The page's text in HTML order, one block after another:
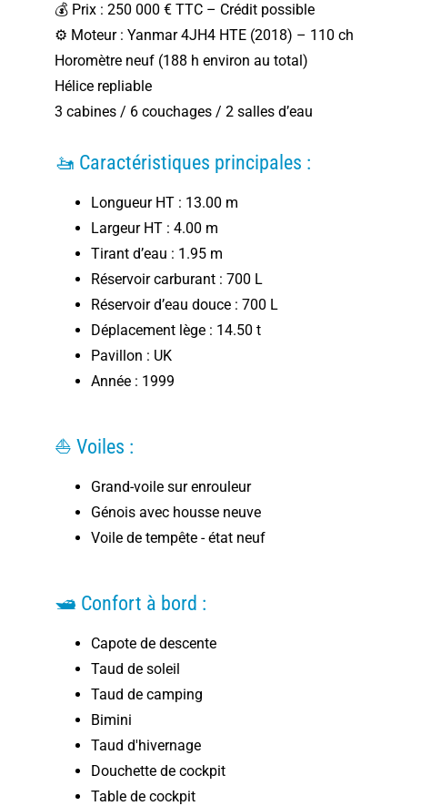
💰 Prix : 250 000 € TTC – Crédit possible
⚙️ Moteur : Yanmar 4JH4 HTE (2018) – 110 ch
Horomètre neuf (188 h environ au total)
Hélice repliable
3 cabines / 6 couchages / 2 salles d’eau
🚤 Caractéristiques principales :
Longueur HT : 13.00 m
Largeur HT : 4.00 m
Tirant d’eau : 1.95 m
Réservoir carburant : 700 L
Réservoir d’eau douce : 700 L
Déplacement lège : 14.50 t
Pavillon : UK
Année : 1999
⛵ Voiles :
Grand-voile sur enrouleur
Génois avec housse neuve
Voile de tempête - état neuf
🛥️ Confort à bord :
Capote de descente
Taud de soleil
Taud de camping
Bimini
Taud d'hivernage
Douchette de cockpit
Table de cockpit